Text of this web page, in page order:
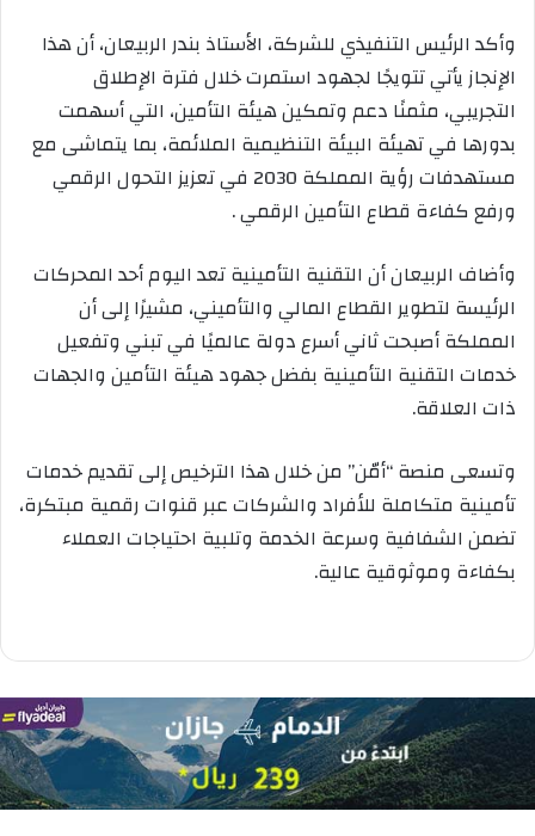
‏وأكد الرئيس التنفيذي للشركة، الأستاذ بندر الربيعان، أن هذا
الإنجاز يأتي تتويجًا لجهود استمرت خلال فترة الإطلاق
التجريبي، مثمنًا دعم وتمكين هيئة التأمين، التي أسهمت
بدورها في تهيئة البيئة التنظيمية الملائمة، بما يتماشى مع
مستهدفات رؤية المملكة 2030 في تعزيز التحول الرقمي
ورفع كفاءة قطاع التأمين الرقمي .
‏وأضاف الربيعان أن التقنية التأمينية تعد اليوم أحد المحركات
الرئيسة لتطوير القطاع المالي والتأميني، مشيرًا إلى أن
المملكة أصبحت ثاني أسرع دولة عالميًا في تبني وتفعيل
خدمات التقنية التأمينية بفضل جهود هيئة التأمين والجهات
ذات العلاقة.
‏وتسعى منصة “أمّن” من خلال هذا الترخيص إلى تقديم خدمات
تأمينية متكاملة للأفراد والشركات عبر قنوات رقمية مبتكرة،
تضمن الشفافية وسرعة الخدمة وتلبية احتياجات العملاء
بكفاءة وموثوقية عالية.